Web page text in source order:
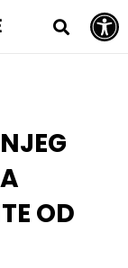
Open toolbar
OD